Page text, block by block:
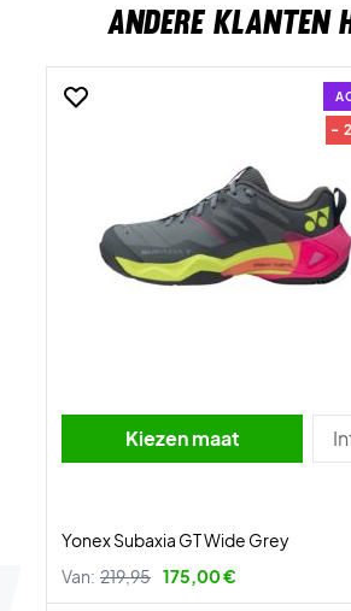
ANDERE KLANTEN
-
Kiezen maat
Yonex Subaxia GT Wide Grey
Van: 219,95 175,00 €